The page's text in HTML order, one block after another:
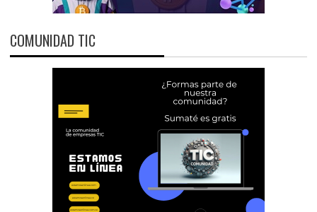
COMUNIDAD TIC